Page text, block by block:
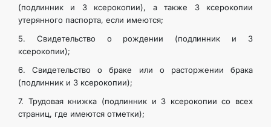
(подлинник и 3 ксерокопии), а также 3 ксерокопии
утерянного паспорта, если имеются;
5. Свидетельство о рождении (подлинник и 3
ксерокопии);
6. Свидетельство о браке или о расторжении брака
(подлинник и 3 ксерокопии);
7. Трудовая книжка (подлинник и 3 ксерокопии со всех
страниц, где имеются отметки);